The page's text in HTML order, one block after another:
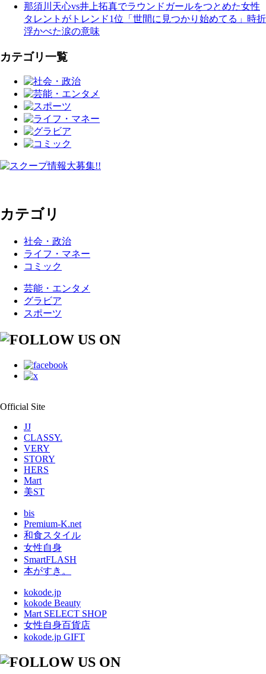
那須川天心vs井上拓真でラウンドガールをつとめた女性
タレントがトレンド1位「世間に見つかり始めてる」時折
浮かべた涙の意味
カテゴリ一覧
カテゴリ
社会・政治
ライフ・マネー
コミック
芸能・エンタメ
グラビア
スポーツ
Official Site
JJ
CLASSY.
VERY
STORY
HERS
Mart
美ST
bis
Premium-K.net
和食スタイル
女性自身
SmartFLASH
本がすき。
kokode.jp
kokode Beauty
Mart SELECT SHOP
女性自身百貨店
kokode.jp GIFT